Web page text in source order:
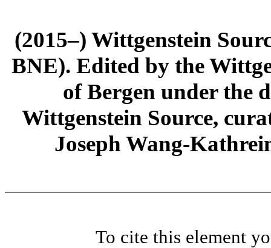
(2015–) Wittgenstein
BNE). Edited by the
of Bergen under the
Wittgenstein Source,
Joseph Wang-
To cite this element